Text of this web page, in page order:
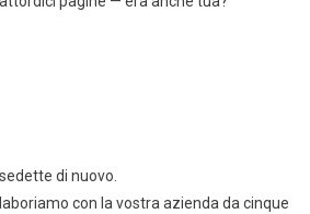
di nuovo.
con la vostra azienda da cinque